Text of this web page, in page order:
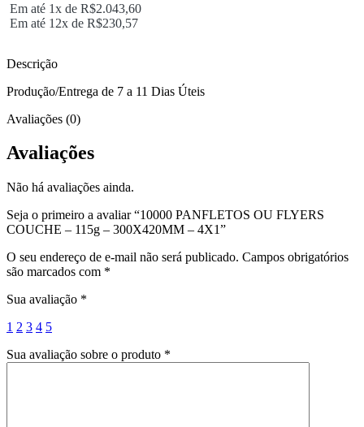
Em até 1x de R$2.043,60
Em até 12x de R$230,57
Descrição
Produção/Entrega de 7 a 11 Dias Úteis
Avaliações (0)
Avaliações
Não há avaliações ainda.
Seja o primeiro a avaliar “10000 PANFLETOS OU FLYERS
COUCHE – 115g – 300X420MM – 4X1”
O seu endereço de e-mail não será publicado. Campos obrigatórios
são marcados com *
Sua avaliação *
1 2 3 4 5
Sua avaliação sobre o produto *